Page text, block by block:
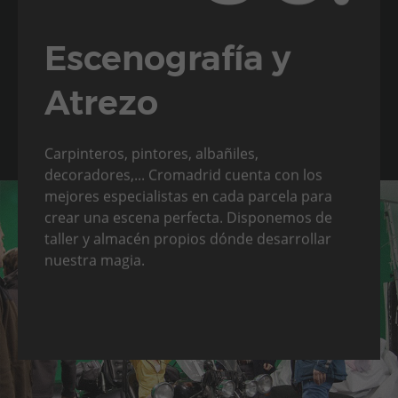
Escenografía y
Atrezo
Carpinteros, pintores, albañiles,
decoradores,... Cromadrid cuenta con los
mejores especialistas en cada parcela para
crear una escena perfecta. Disponemos de
taller y almacén propios dónde desarrollar
nuestra magia.